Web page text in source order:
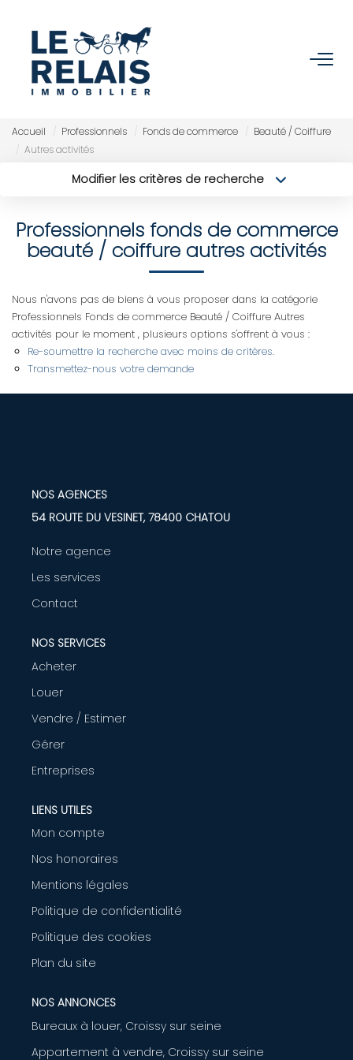
ACHETER
VENDRE/ESTIMER
Nos Références
Nos Services
LOUER
GÉRER
Accueil Professionnels Fonds de commerce
Beauté / Coiffure
Autres activités
Modifier les critères de recherche
Sélectionnez...
Type de bien
Surface min
Créer une alerte
Professionnels fonds de commerce
beauté / coiffure autres activités
Nous n'avons pas de biens à vous proposer dans la catégorie
Professionnels Fonds de commerce Beauté / Coiffure Autres
activités pour le moment , plusieurs options s'offrent à vous :
Re-soumettre la recherche avec moins de critères.
Transmettez-nous votre demande
NOS AGENCES
54 ROUTE DU VESINET, 78400 CHATOU
Notre agence
Les services
Contact
NOS SERVICES
Acheter
Louer
Vendre / Estimer
Gérer
Entreprises
LIENS UTILES
Mon compte
Nos honoraires
Mentions légales
Politique de confidentialité
Politique des cookies
Plan du site
NOS ANNONCES
Bureaux à louer, Croissy sur seine
Appartement à vendre, Croissy sur seine